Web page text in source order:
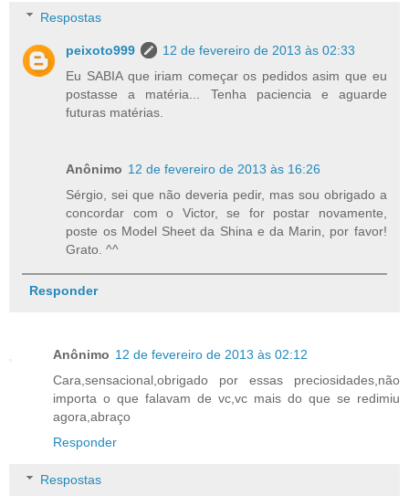
Respostas
peixoto999
12 de fevereiro de 2013 às 02:33
Eu SABIA que iriam começar os pedidos asim que eu
postasse a matéria... Tenha paciencia e aguarde
futuras matérias.
Anônimo 12 de fevereiro de 2013 às 16:26
Sérgio, sei que não deveria pedir, mas sou obrigado a
concordar com o Victor, se for postar novamente,
poste os Model Sheet da Shina e da Marin, por favor!
Grato. ^^
Responder
Anônimo 12 de fevereiro de 2013 às 02:12
Cara,sensacional,obrigado por essas preciosidades,não
importa o que falavam de vc,vc mais do que se redimiu
agora,abraço
Responder
Respostas